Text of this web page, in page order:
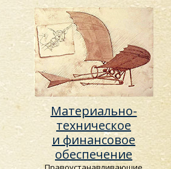
Материально-
техническое
и финансовое
обеспечение